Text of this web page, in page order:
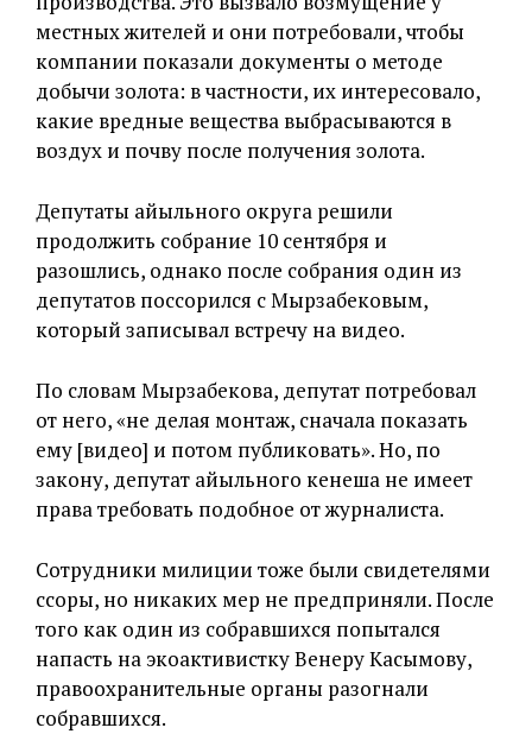
местных жителей и они потребовали, чтобы
компании показали документы о методе
добычи золота: в частности, их интересовало,
какие вредные вещества выбрасываются в
воздух и почву после получения золота.
Депутаты айыльного округа решили
продолжить собрание 10 сентября и
разошлись, однако после собрания один из
депутатов поссорился с Мырзабековым,
который записывал встречу на видео.
По словам Мырзабекова, депутат потребовал
от него, «не делая монтаж, сначала показать
ему [видео] и потом публиковать». Но, по
закону, депутат айыльного кенеша не имеет
права требовать подобное от журналиста.
Сотрудники милиции тоже были свидетелями
ссоры, но никаких мер не предприняли. После
того как один из собравшихся попытался
напасть на экоактивистку Венеру Касымову,
правоохранительные органы разогнали
собравшихся.